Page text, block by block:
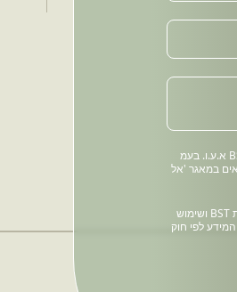
אני מוסר את הפרטים על-מנת לקבל דברי פרסומת מקבוצת BST א.ע.ו. בעמ
במאגר 'אל
אני מאשר/ת שמירת המידע שמסרתי במאגרי המידע של קבוצת BST ושימוש
לפי חוק